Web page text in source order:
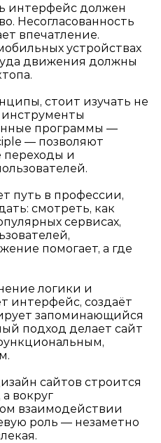
интерфейс должен
Несогласованность
впечатление.
устройствах
движения должны
стоит изучать не
инструменты
программы —
— позволяют
переходы и
путь в профессии,
смотреть, как
сервисах,
помогает, а где
логики и
интерфейс, создаёт
запоминающийся
подход делает сайт
сайтов строится
вокруг
взаимодействии
роль — незаметно